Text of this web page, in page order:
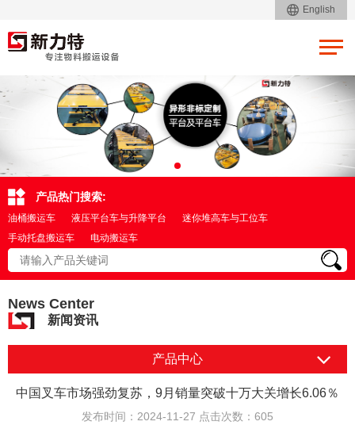
English
产品热门搜索:
油桶搬运车 液压平台车与升降平台
迷你堆高车与工位车
手动托盘搬运车
电动搬运车
News Center
新闻资讯
产品中心
中国叉车市场强劲复苏，9月销量突破十万大关增长6.06％
发布时间：2024-11-27 点击次数：605